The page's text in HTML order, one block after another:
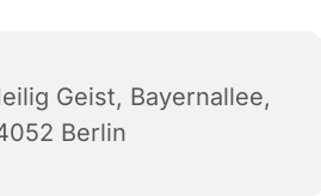
Geist, Bayernallee,
Berlin